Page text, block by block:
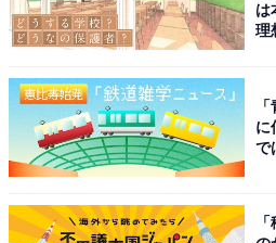
れる仕組みで、クーポンの有効
となっています。
は
理
に
で